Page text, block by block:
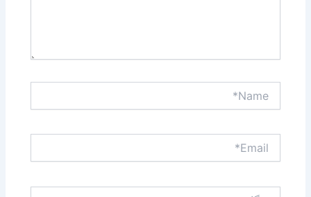
Email*